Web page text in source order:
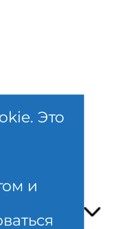
Это
и